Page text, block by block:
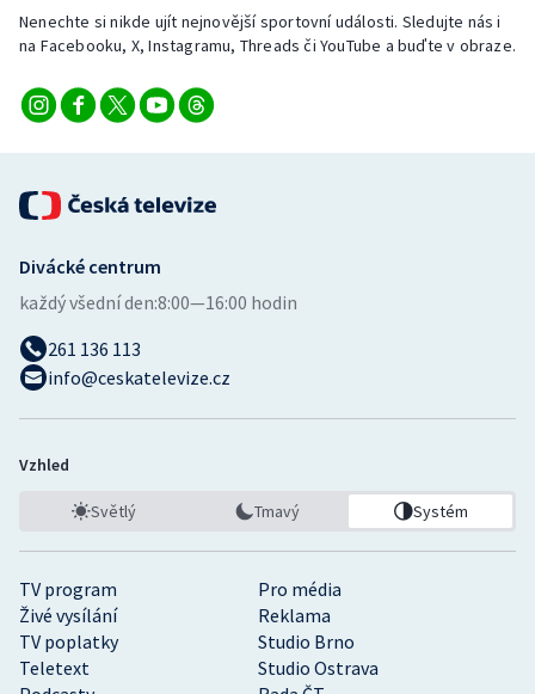
Nenechte si nikde ujít nejnovější sportovní události. Sledujte nás i
na Facebooku, X, Instagramu, Threads či YouTube a buďte v obraze.
TV program
Pro média
Živé vysílání
Reklama
TV poplatky
Studio Brno
Teletext
Studio Ostrava
Divácké centrum
každý všední den:8:00—16:00 hodin
261 136 113
info@ceskatelevize.cz
Vzhled
Světlý Tmavý Systém